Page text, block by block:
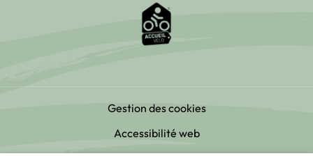
Gestion des cookies
Accessibilité web